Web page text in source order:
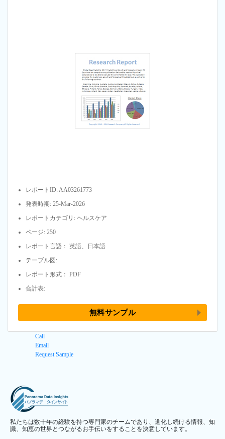
レポートID: AA03261773
発表時期: 25-Mar-2026
レポートカテゴリ: ヘルスケア
ページ: 250
レポート言語： 英語、日本語
テーブル図:
レポート形式： PDF
合計表:
無料サンプル
Call
Email
Request Sample
私たちは数十年の経験を持つ専門家のチームであり、進化し続ける情報、知
識、知恵の世界とつながるお手伝いをすることを決意しています。